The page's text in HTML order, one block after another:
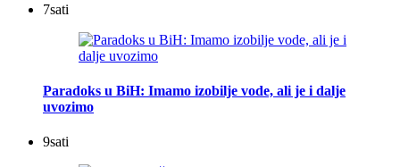
7sati
Paradoks u BiH: Imamo izobilje vode, ali je i dalje
uvozimo
9sati